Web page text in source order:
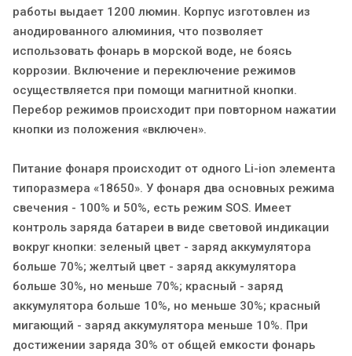
работы выдает 1200 люмин. Корпус изготовлен из
анодированного алюминия, что позволяет
использовать фонарь в морской воде, не боясь
коррозии. Включение и переключение режимов
осуществляется при помощи магнитной кнопки.
Перебор режимов происходит при повторном нажатии
кнопки из положения «включен».
Питание фонаря происходит от одного Li-ion элемента
типоразмера «18650». У фонаря два основных режима
свечения - 100% и 50%, есть режим SOS. Имеет
контроль заряда батареи в виде световой индикации
вокруг кнопки: зеленый цвет - заряд аккумулятора
больше 70%; желтый цвет - заряд аккумулятора
больше 30%, но меньше 70%; красный - заряд
аккумулятора больше 10%, но меньше 30%; красный
мигающий - заряд аккумулятора меньше 10%. При
достижении заряда 30% от общей емкости фонарь